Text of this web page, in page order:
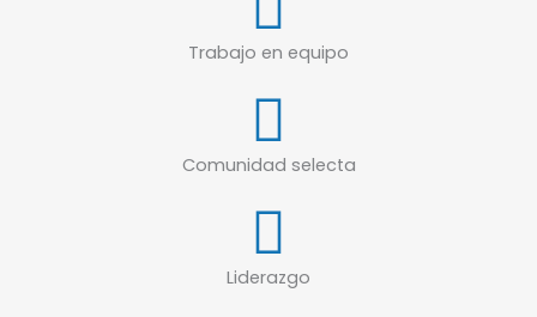
Trabajo en equipo
Comunidad selecta
Liderazgo